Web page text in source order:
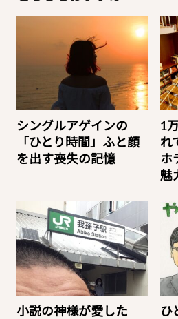
シングルアゲインの
「ひとり時間」ふと顔
を出す喪失の記憶
1
れ
ホ
魅
小説の神様が愛した
ひ